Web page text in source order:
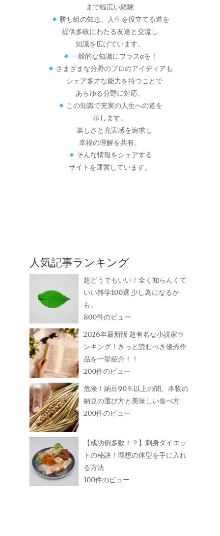
まで幅広い経験
勝ち組の知恵、人生を役立てる道を
提供多岐にわたる友達と交流し
知識を広げています。
一般的な知識にプラスαを！
さまざまな分野のプロのアイディアも
シェア多才な能力を持つことで
あらゆる分野に対応。
この知識で充実の人生への道を
示します。
楽しさと充実感を追求し
幸福の理解を共有。
そんな情報をシェアする
サイトを運営しています。
人気記事ランキング
超どうでもいい！全く知らんくて
いい雑学100選 少し為になるか
も。
800件のビュー
2026年最新版 超有名な小説家ラ
ンキング！きっと読むべき優秀作
品を一挙紹介！！
200件のビュー
危険！納豆90％以上の闇。本物の
納豆の選び方と美味しい食べ方
200件のビュー
【成功例多数！？】刺身ダイエッ
トの秘訣！理想の体型を手に入れ
る方法
100件のビュー